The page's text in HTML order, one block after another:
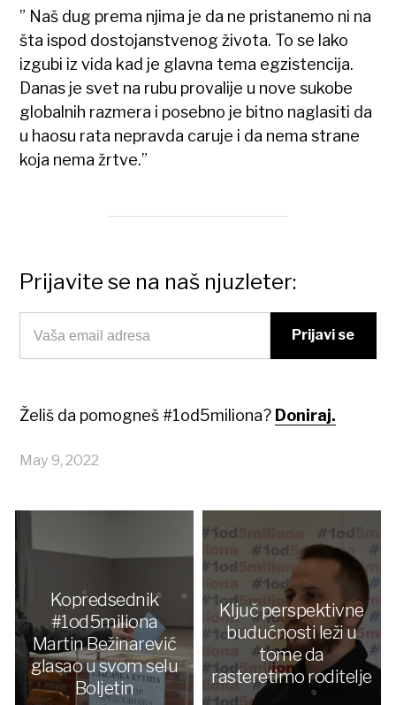
” Naš dug prema njima je da ne pristanemo ni na
šta ispod dostojanstvenog života. To se lako
izgubi iz vida kad je glavna tema egzistencija.
Danas je svet na rubu provalije u nove sukobe
globalnih razmera i posebno je bitno naglasiti da
u haosu rata nepravda caruje i da nema strane
koja nema žrtve.”
Prijavite se na naš njuzleter:
Želiš da pomogneš #1od5miliona? Doniraj.
May 9, 2022
Kopredsednik
#1od5miliona
Martin Bežinarević
glasao u svom selu
Boljetin
Ključ perspektivne
budućnosti leži u
tome da
rasteretimo roditelje